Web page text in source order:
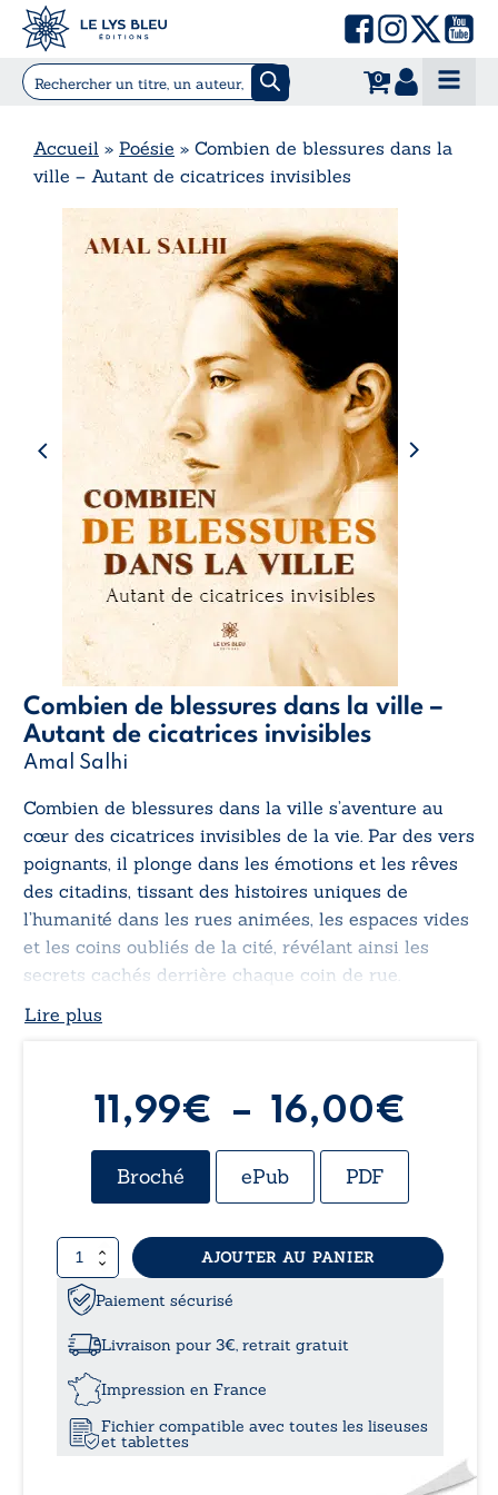
0
Accueil » Poésie » Combien de blessures dans la
ville – Autant de cicatrices invisibles
Combien de blessures dans la ville –
Autant de cicatrices invisibles
Amal Salhi
Combien de blessures dans la ville s’aventure au
cœur des cicatrices invisibles de la vie. Par des vers
poignants, il plonge dans les émotions et les rêves
des citadins, tissant des histoires uniques de
l’humanité dans les rues animées, les espaces vides
et les coins oubliés de la cité, révélant ainsi les
secrets cachés derrière chaque coin de rue.
Lire plus
11,99€ – 16,00€
de
Broché ePub PDF
quantité
de
Combien
blessures
ville
Autant
AJOUTER AU PANIER
Paiement sécurisé
Livraison pour 3€, retrait gratuit
Impression en France
Fichier compatible avec toutes les liseuses
et tablettes